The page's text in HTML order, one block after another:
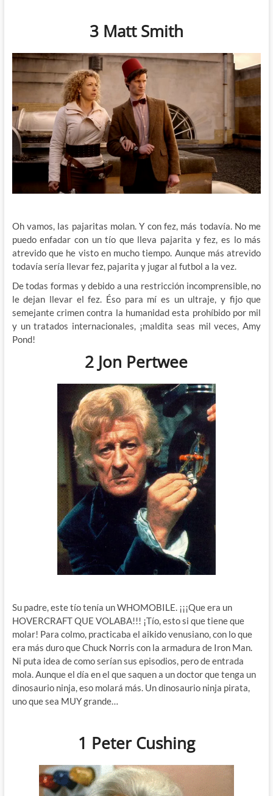
3 Matt Smith
Oh vamos, las pajaritas molan. Y con fez, más todavía. No me
puedo enfadar con un tío que lleva pajarita y fez, es lo más
atrevido que he visto en mucho tiempo. Aunque más atrevido
todavía sería llevar fez, pajarita y jugar al futbol a la vez.
De todas formas y debido a una restricción incomprensible, no
le dejan llevar el fez. Éso para mí es un ultraje, y fijo que
semejante crimen contra la humanidad esta prohíbido por mil
y un tratados internacionales, ¡maldita seas mil veces, Amy
Pond!
2 Jon Pertwee
Su padre, este tío tenía un WHOMOBILE. ¡¡¡Que era un
HOVERCRAFT QUE VOLABA!!! ¡Tío, esto si que tiene que
molar! Para colmo, practicaba el aikido venusiano, con lo que
era más duro que Chuck Norris con la armadura de Iron Man.
Ni puta idea de como serían sus episodios, pero de entrada
mola. Aunque el día en el que saquen a un doctor que tenga un
dinosaurio ninja, eso molará más. Un dinosaurio ninja pirata,
uno que sea MUY grande…
1 Peter Cushing